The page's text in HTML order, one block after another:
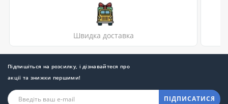
Швидка доставка
Підпишіться на розсилку, і дізнавайтеся про
акції та знижки першими!
ПІДПИСАТИСЯ